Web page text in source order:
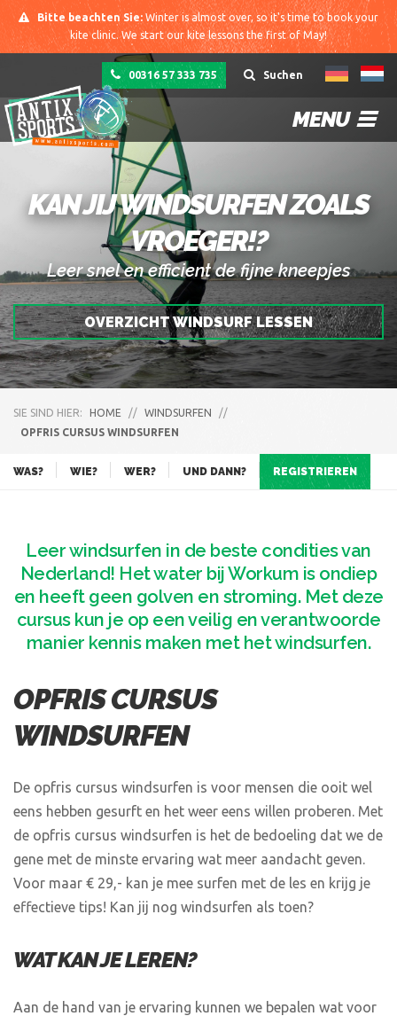
Bitte beachten Sie: Winter is almost over, so it's time to book your
kite clinic. We start our kite lessons the first of May!
Suchen
00316 57 333 735
MENU
KAN JIJ WINDSURFEN ZOALS
VROEGER!?
Leer snel en efficient de fijne kneepjes
OVERZICHT WINDSURF LESSEN
SIE SIND HIER: HOME // WINDSURFEN
//
OPFRIS CURSUS WINDSURFEN
WAS? WIE? WER? UND DANN? REGISTRIEREN
Leer windsurfen in de beste condities van
Nederland! Het water bij Workum is ondiep
en heeft geen golven en stroming. Met deze
cursus kun je op een veilig en verantwoorde
manier kennis maken met het windsurfen.
OPFRIS CURSUS
WINDSURFEN
De opfris cursus windsurfen is voor mensen die ooit wel
eens hebben gesurft en het weer eens willen proberen. Met
de opfris cursus windsurfen is het de bedoeling dat we de
gene met de minste ervaring wat meer aandacht geven.
Voor maar € 29,- kan je mee surfen met de les en krijg je
effectieve tips! Kan jij nog windsurfen als toen?
WAT KAN JE LEREN?
Aan de hand van je ervaring kunnen we bepalen wat voor